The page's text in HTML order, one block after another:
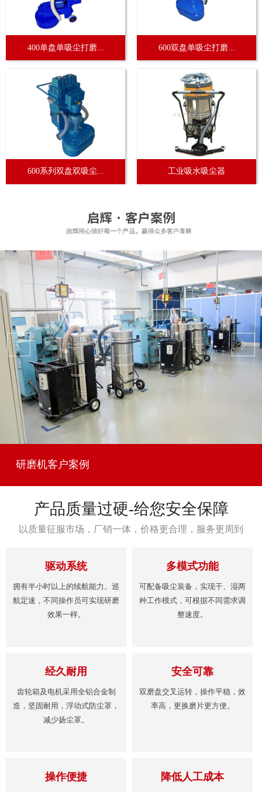
400单盘单吸尘打磨... 600双盘单吸尘打磨...
600系列双盘双吸尘... 工业吸水吸尘器
研磨机客户案例
产品质量过硬-给您安全保障
以质量征服市场，厂销一体，价格更合理，服务更周到
驱动系统
拥有半小时以上的续航能力。巡
航定速，不同操作员可实现研磨
效果一样。
多模式功能
可配备吸尘装备，实现干、湿两
种工作模式，可根据不同需求调
整速度。
经久耐用
齿轮箱及电机采用全铝合金制
造，坚固耐用，浮动式防尘罩，
减少扬尘罩。
安全可靠
双磨盘交叉运转，操作平稳，效
率高，更换磨片更方便。
操作便捷 降低人工成本